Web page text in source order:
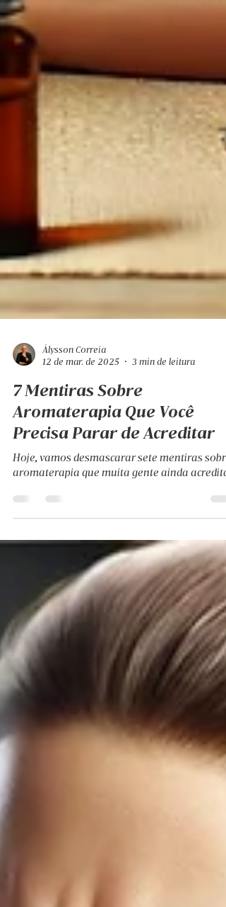
Álysson Correia
12 de mar. de 2025
3 min de leitura
7 Mentiras Sobre
Aromaterapia Que Você
Precisa Parar de Acreditar
Hoje, vamos desmascarar sete mentiras sobre
aromaterapia que muita gente ainda acredita.